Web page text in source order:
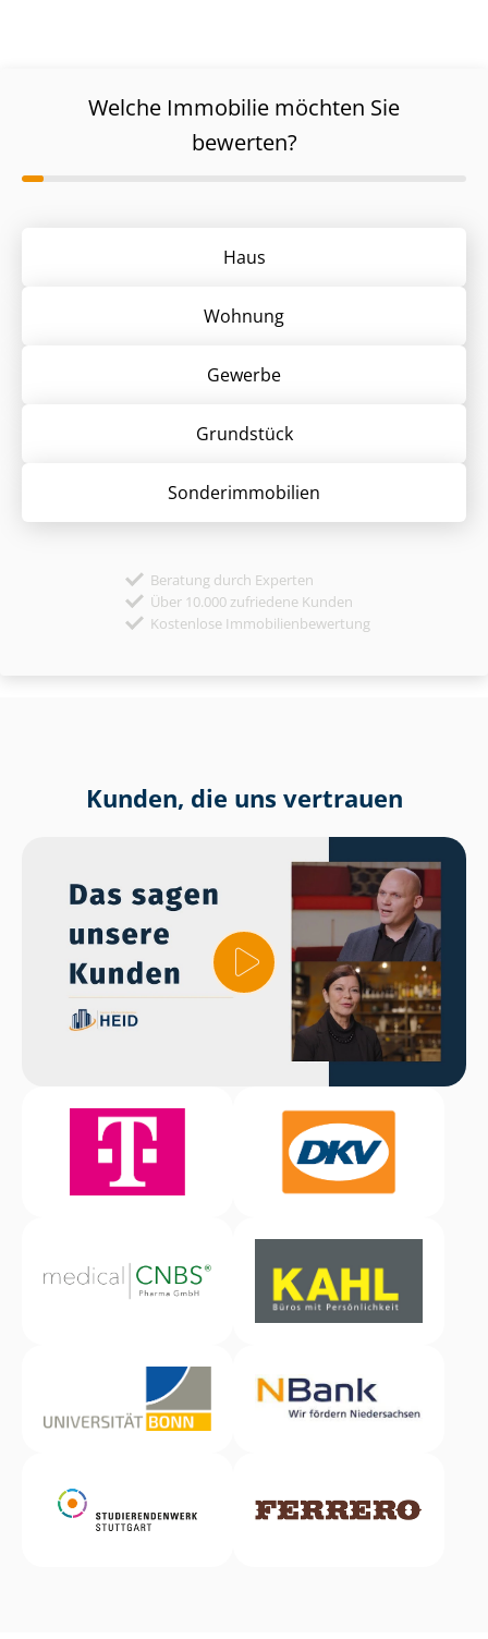
Welche Immobilie möchten Sie
bewerten?
Haus
Wohnung
Gewerbe
Grund­stück
Sonder­immobilien
Beratung durch Experten
Über 10.000 zufriedene Kunden
Kostenlose Immobilienbewertung
Kunden, die uns vertrauen